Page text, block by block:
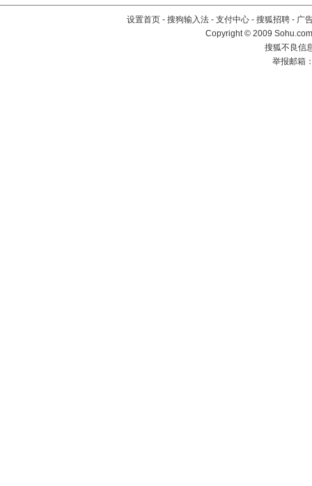
设置首页 - 搜狗输入法 - 支付中心 - 搜狐招聘 - 广
Copyright © 2009
搜狐不良信
举报邮箱